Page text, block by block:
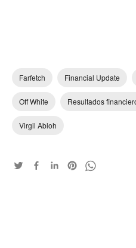
Farfetch Financial Update
Off White Resultados
Virgil Abloh